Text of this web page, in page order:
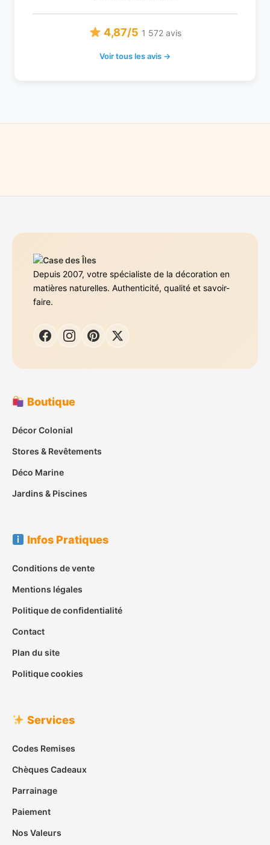
4,87/5 1 572 avis
Voir tous les avis →
Depuis 2007, votre spécialiste de la décoration en
matières naturelles. Authenticité, qualité et savoir-
faire.
Boutique
Décor Colonial
Stores & Revêtements
Déco Marine
Jardins & Piscines
Infos Pratiques
Conditions de vente
Mentions légales
Politique de confidentialité
Contact
Plan du site
Politique cookies
Services
Codes Remises
Chèques Cadeaux
Parrainage
Paiement
Nos Valeurs